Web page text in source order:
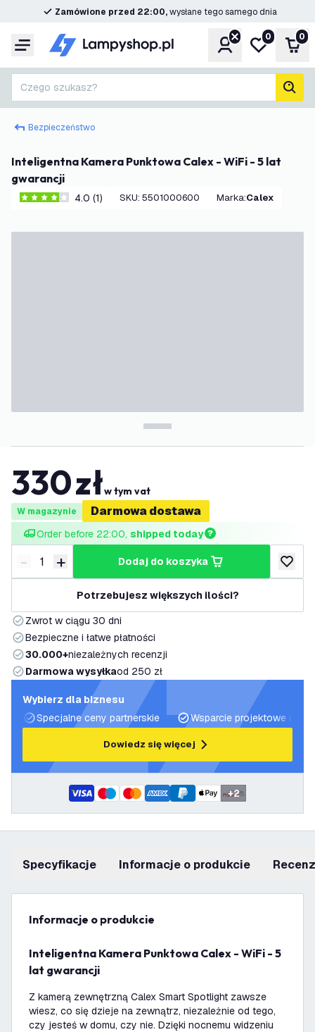
Zamówione przed 22:00,wysłane tego samego dnia
Menu KontoMoja lista
0 0
Czego szukasz?
Bezpieczeństwo
Inteligentna Kamera Punktowa Calex - WiFi - 5 lat
gwarancji
4 Gwiazdki oceny
4.0 (1) SKU: 5501000600 Marka: Calex
330złw tym vat
W magazynie Darmowa dostawa
Order before 22:00, shipped today
Zmniejsz ilość
- Zwiększ ilość
+ dodaj do koszyka
dodaj
Potrzebujesz większych ilości?
Zwrot w ciągu 30 dni
Bezpieczne i łatwe płatności
30.000+niezależnych recenzji
Darmowa wysyłkaod 250 zł
Wybierz dla biznesu
Specjalne ceny partnerskie
Wsparcie projektowe i
Dowiedz się więcej
+2
Specyfikacje informacje o produkcie
informacje o produkcie
Inteligentna Kamera Punktowa Calex - WiFi - 5
lat gwarancji
Z kamerą zewnętrzną Calex Smart Spotlight zawsze
wiesz, co się dzieje na zewnątrz, niezależnie od tego,
czy jesteś w domu, czy nie. Dzięki nocnemu widzeniu